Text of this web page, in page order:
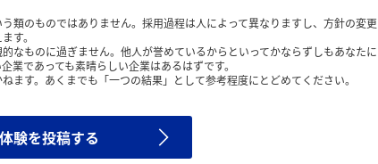
類のものではありません。採用過程は人によって異なりますし、方針の変更
す。
なものに過ぎません。他人が誉めているからといってかならずしもあなたに
であっても素晴らしい企業はあるはずです。
す。あくまでも「一つの結果」として参考程度にとどめてください。
験を投稿する